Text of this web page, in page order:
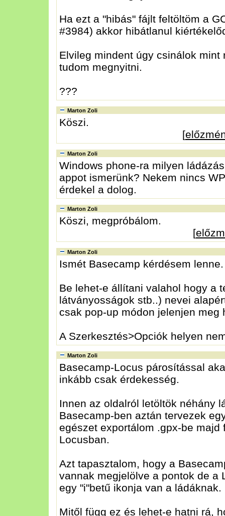
Ha ezt a "hibás" fájlt feltöltöm a
#3984) akkor hibátlanul
Elvileg mindent úgy csinálok
tudom megnyitni.
???
Marton Zoli
Köszi.
[
Marton Zoli
Windows phone-ra milyen
appot ismerünk? Nekem nincs
érdekel a dolog.
Marton Zoli
Köszi, megpróbálom.
[
Marton Zoli
Ismét Basecamp kérdésem lenne.
Be lehet-e állítani valahol hogy a
látványosságok stb..) nevei
csak pop-up módon jelenjen meg
A Szerkesztés>Opciók helyen
Marton Zoli
Basecamp-Locus párosítással
inkább csak érdekesség.
Innen az oldalról letöltök néhány
Basecamp-ben aztán tervezek
egészet exportálom .gpx-be
Locusban.
Azt tapasztalom, hogy a
vannak megjelölve a pontok de a
egy "i"betű ikonja van a ládáknak.
Mitől függ ez és lehet-e hatni rá,